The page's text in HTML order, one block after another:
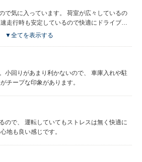
で気に入っています。 荷室が広々しているの
走行時も安定しているので快適にドライブで
▼全てを表示する
小回りがあまり利かないので、 車庫入れや駐
チープな印象があります。
ので、 運転していてもストレスは無く快適に
地も良い感じです。